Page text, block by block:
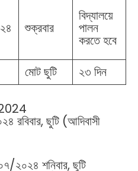
শুক্রবার
বিদ্যালয়ে
পালন
করতে হবে
মোট ছুটি
২৩ দিন
রবিবার, ছুটি (আদিবাসী
২০২৪ শনিবার, ছুটি